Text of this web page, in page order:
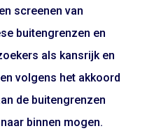
screenen van
buitengrenzen en
als kansrijk en
volgens het akkoord
de buitengrenzen
binnen mogen.